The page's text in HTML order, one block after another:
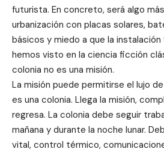
futurista. En concreto, será algo
urbanización con placas solares,
básicos y miedo a que la instalación
hemos visto en la ciencia ficción
colonia no es una misión.
La misión puede permitirse el lujo
es una colonia. Llega la misión,
regresa. La colonia debe seguir
mañana y durante la noche lunar.
vital, control térmico,